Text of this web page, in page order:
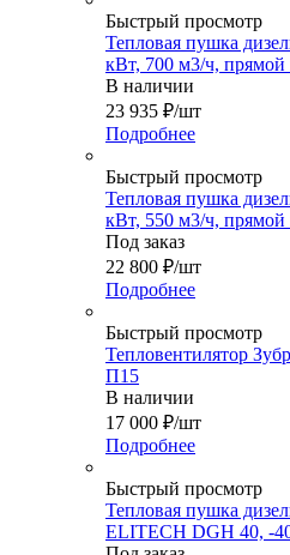
Быстрый просмотр
Тепловая пушка
кВт, 700 м3/ч, прямой
В наличии
23 935 ₽/шт
Подробнее
Быстрый просмотр
Тепловая пушка
кВт, 550 м3/ч, прямой
Под заказ
22 800 ₽/шт
Подробнее
Быстрый просмотр
Тепловентилятор
П15
В наличии
17 000 ₽/шт
Подробнее
Быстрый просмотр
Тепловая пушка
ELITECH DGH 40, -